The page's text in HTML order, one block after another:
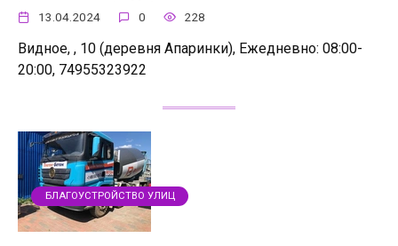
13.04.2024 0 228
Видное, , 10 (деревня Апаринки), Ежедневно: 08:00-
20:00, 74955323922
БЛАГОУСТРОЙСТВО УЛИЦ